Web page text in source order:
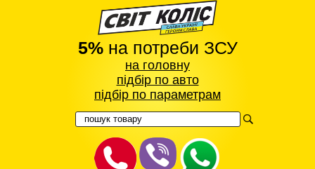
5%на потреби ЗСУ
на головну
підбір по авто
підбір по параметрам